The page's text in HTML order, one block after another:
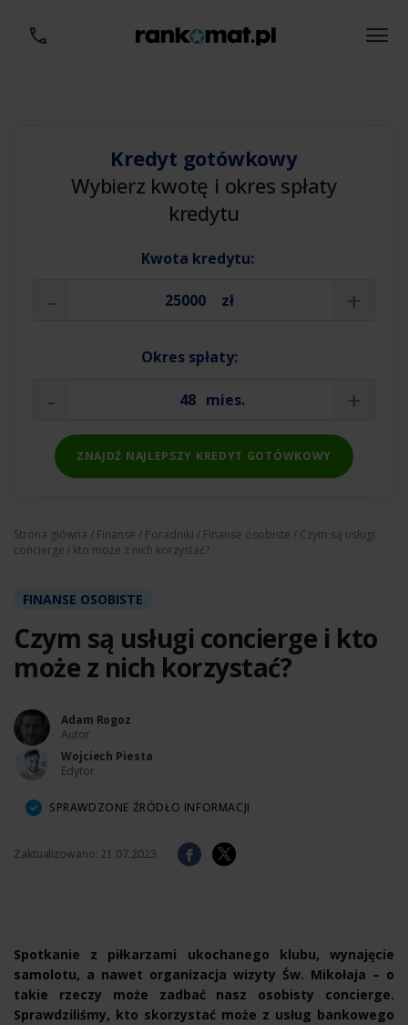
Kredyt gotówkowy
Wybierz kwotę i okres spłaty
kredytu
Kwota kredytu:
- zł +
Okres spłaty:
- mies. +
ZNAJDŹ NAJLEPSZY KREDYT GOTÓWKOWY
Strona główna / Finanse / Poradniki / Finanse osobiste / Czym są usługi
concierge i kto może z nich korzystać?
FINANSE OSOBISTE
Czym są usługi concierge i kto
może z nich korzystać?
Adam Rogoz
Autor
Wojciech Piesta
Edytor
SPRAWDZONE ŹRÓDŁO INFORMACJI
Zaktualizowano: 21.07.2023
Spotkanie z piłkarzami ukochanego klubu, wynajęcie
samolotu, a nawet organizacja wizyty Św. Mikołaja – o
takie rzeczy może zadbać nasz osobisty concierge.
Sprawdziliśmy, kto skorzystać może z usług bankowego